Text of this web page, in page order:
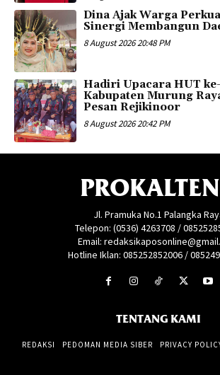
Dina Ajak Warga
Sinergi Membangun
8 August 2026 20:48 PM
Hadiri Upacara HUT
Kabupaten Murung
Pesan Rejikinoor
8 August 2026 20:42 PM
Jl. Pramuka No.1 Palangka
Telepon: (0536) 4263708 /
Email:
Hotline Iklan: 085252852006 /
TENTANG KAMI
REDAKSI PEDOMAN MEDIA SIBER PRIVACY